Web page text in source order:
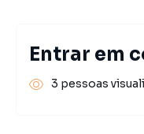
Entrar em
3 pessoas